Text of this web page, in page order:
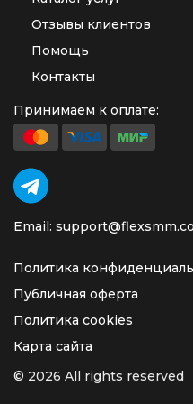
Отзывы клиентов
Помощь
Контакты
Принимаем к оплате:
Email:
Политика
Публичная оферта
Политика cookies
Карта сайта
© 2026 All rights reserved